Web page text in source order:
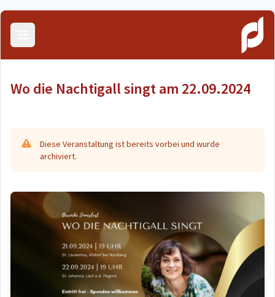
Menü öffnen
Wo die Nachtigall singt am 22.09.2024
Diese Veranstaltung ist bereits vorbei und wurde
archiviert.